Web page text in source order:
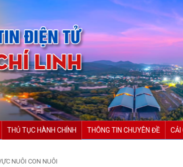
THỦ TỤC HÀNH CHÍNH THÔNG TIN CHUYÊN ĐỀ CẢI
NUÔI CON NUÔI